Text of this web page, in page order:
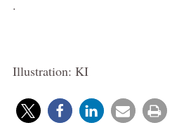
.
Illustration: KI